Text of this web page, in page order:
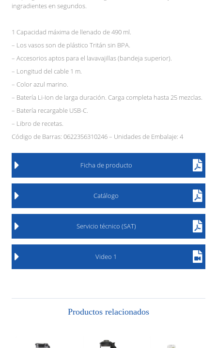
ingradientes en segundos.
1 Capacidad máxima de llenado de 490 ml.
– Los vasos son de plástico Tritán sin BPA.
– Accesorios aptos para el lavavajillas (bandeja superior).
– Longitud del cable 1 m.
– Color azul marino.
– Batería Li-Ion de larga duración. Carga completa hasta 25 mezclas.
– Batería recargable USB-C.
– Libro de recetas.
Código de Barras: 0622356310246 – Unidades de Embalaje: 4
Ficha de producto
Catálogo
Servicio técnico (SAT)
Video 1
Productos relacionados